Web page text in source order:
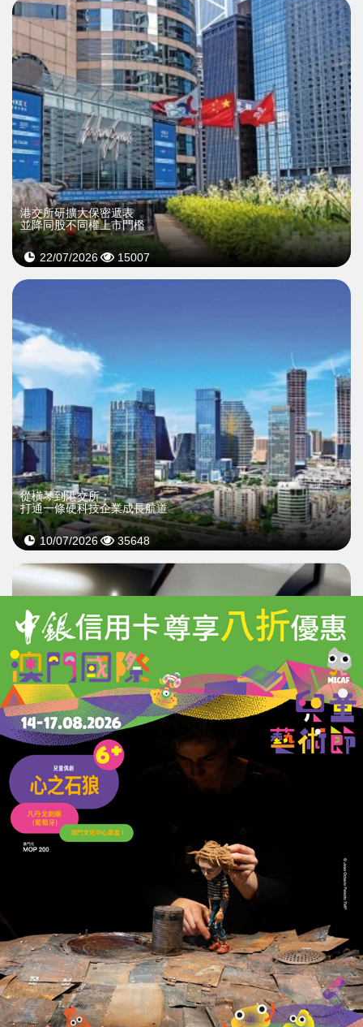
港交所研擴大保密遞表
並降同股不同權上市門檻
22/07/2026 15007
從橫琴到港交所：
打通一條硬科技企業成長航道
10/07/2026 35648
港股上半年IPO集資2,102億
新股數量按年近倍增
08/07/2026 12985